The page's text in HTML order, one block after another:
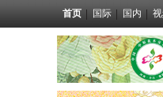
首页 国际 国内